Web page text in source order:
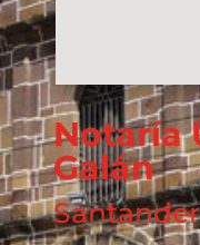
Notaría
Galán
Santander